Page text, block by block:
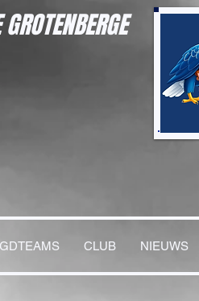
CLUB NIEUWS